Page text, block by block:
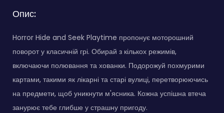
Опис:
Horror Hide and Seek Playtime пропонує моторошний
поворот у класичній грі. Обирай з кількох режимів,
включаючи полювання та хованки. Подорожуй похмурими
картами, такими як лікарні та старі вулиці, перетворюючись
на предмети, щоб уникнути м'ясника. Кожна успішна втеча
занурює тебе глибше у страшну пригоду.